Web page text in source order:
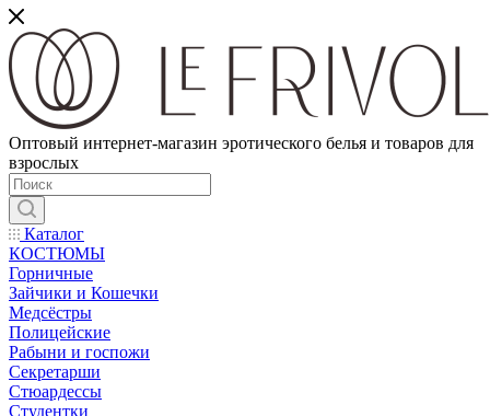
Оптовый интернет-магазин эротического белья и товаров для
взрослых
Каталог
КОСТЮМЫ
Горничные
Зайчики и Кошечки
Медсёстры
Полицейские
Рабыни и госпожи
Секретарши
Стюардессы
Студентки